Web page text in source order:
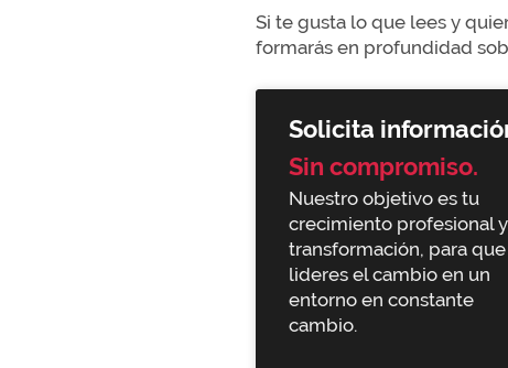
Si te gusta lo que lees y
formarás en profundidad
Solicita
Sin compromiso.
Nuestro objetivo es tu
crecimiento profesional
transformación, para que
lideres el cambio en un
entorno en constante
cambio.